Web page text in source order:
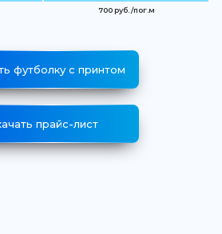
700 руб. /пог.м
футболку с принтом
прайс-лист